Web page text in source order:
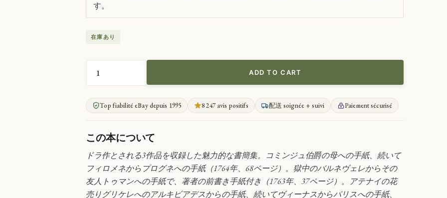
す。
在庫あり
ラ
の
18
世
書
簡
集
QUANTITY
ADD TO CART
Top fiabilité eBay depuis 1995 8 247 avis positifs 配送 soignée + suivi Paiement sécurisé
この本について
ドラ作とされる3作品を収録した魅力的な書簡集。コミンジュ伯爵の母への手紙、続いて
フィロメネからプログネへの手紙（1764年、68ページ）。獄中のバルネヴェレからその
友人トゥマンへの手紙で、著者の前書き手紙付き（1763年、37ページ）。アテナイの花
売りグリケレへのアルキビアデスからの手紙、続いてヴィーナスからパリスへの手紙、